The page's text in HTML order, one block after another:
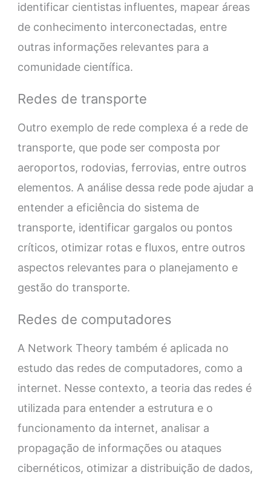
identificar cientistas influentes, mapear áreas
de conhecimento interconectadas, entre
outras informações relevantes para a
comunidade científica.
Redes de transporte
Outro exemplo de rede complexa é a rede de
transporte, que pode ser composta por
aeroportos, rodovias, ferrovias, entre outros
elementos. A análise dessa rede pode ajudar a
entender a eficiência do sistema de
transporte, identificar gargalos ou pontos
críticos, otimizar rotas e fluxos, entre outros
aspectos relevantes para o planejamento e
gestão do transporte.
Redes de computadores
A Network Theory também é aplicada no
estudo das redes de computadores, como a
internet. Nesse contexto, a teoria das redes é
utilizada para entender a estrutura e o
funcionamento da internet, analisar a
propagação de informações ou ataques
cibernéticos, otimizar a distribuição de dados,